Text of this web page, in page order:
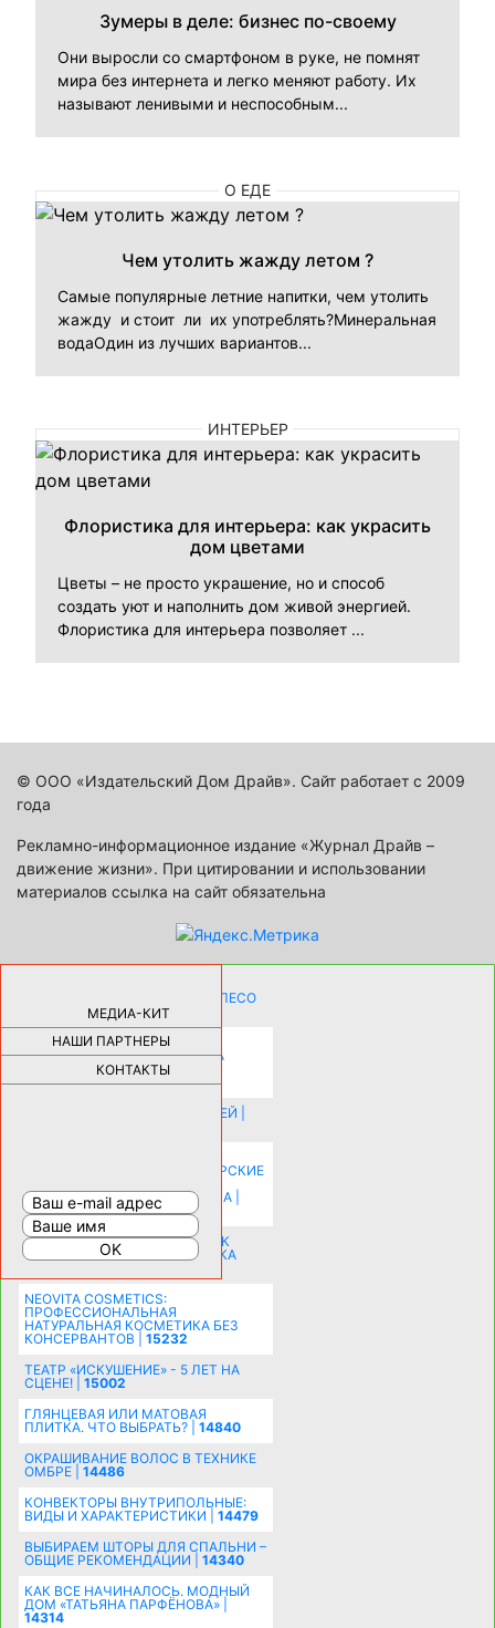
Зумеры в деле: бизнес по-своему
Они выросли со смартфоном в руке, не помнят
мира без интернета и легко меняют работу. Их
называют ленивыми и неспособным...
О ЕДЕ
Чем утолить жажду летом ?
Самые популярные летние напитки, чем утолить
жажду и стоит ли их употреблять?Минеральная
водаОдин из лучших вариантов...
ИНТЕРЬЕР
Флористика для интерьера: как украсить
дом цветами
Цветы – не просто украшение, но и способ
создать уют и наполнить дом живой энергией.
Флористика для интерьера позволяет ...
© ООО «Издательский Дом Драйв». Сайт работает с 2009
года
Рекламно-информационное издание «Журнал Драйв –
движение жизни». При цитировании и использовании
материалов ссылка на сайт обязательна
МЕДИА-КИТ
НАШИ ПАРТНЕРЫ
КОНТАКТЫ
КАК ДЕВУШКЕ ПОМЕНЯТЬ КОЛЕСО
НА АВТОМОБИЛЕ |69188
НОВЫЕ РАЗРАБОТКИ ДЛЯ
ОЗДОРОВЛЕНИЯ ОРГАНИЗМА
ПЛАТФОРМА ШУМАННА 3Д И
КАПСУЛА ЗДОРОВЬЯ |28295
ИСТОРИЯ НАКЛАДНЫХ НОГТЕЙ |
КОМНАТУ: ХИТРЫЕ ДИЗАЙНЕРСКИЕ
РАСШИРЕНИЯ ПРОСТРАНСТВА |
16204
СОБИРАЕМСЯ НА ПРАЗДНИК К
МОЛОДОЖЕНАМ: ПОДГОТОВКА
NEOVITA COSMETICS:
ПРОФЕССИОНАЛЬНАЯ
НАТУРАЛЬНАЯ КОСМЕТИКА БЕЗ
КОНСЕРВАНТОВ | 15232
ТЕАТР «ИСКУШЕНИЕ» - 5 ЛЕТ НА
СЦЕНЕ! | 15002
ГЛЯНЦЕВАЯ ИЛИ МАТОВАЯ
ПЛИТКА. ЧТО ВЫБРАТЬ? | 14840
ОКРАШИВАНИЕ ВОЛОС В ТЕХНИКЕ
ОМБРЕ | 14486
КОНВЕКТОРЫ ВНУТРИПОЛЬНЫЕ:
ВИДЫ И ХАРАКТЕРИСТИКИ | 14479
ВЫБИРАЕМ ШТОРЫ ДЛЯ СПАЛЬНИ –
ОБЩИЕ РЕКОМЕНДАЦИИ | 14340
КАК ВСЕ НАЧИНАЛОСЬ. МОДНЫЙ
ДОМ «ТАТЬЯНА ПАРФЁНОВА» |
14314